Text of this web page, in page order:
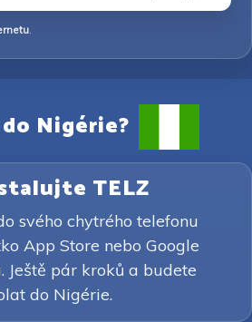
.
Nigérie?
TELZ
svého chytrého telefonu
App Store nebo Google
Ještě pár kroků a budete
do Nigérie.